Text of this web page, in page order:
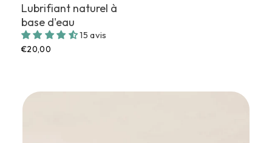
Lubrifiant naturel à
base d'eau
15 avis
€20,00